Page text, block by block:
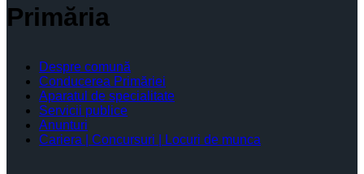
Primăria
Despre comună
Conducerea Primăriei
Aparatul de specialitate
Servicii publice
Anunturi
Cariera | Concursuri | Locuri de munca